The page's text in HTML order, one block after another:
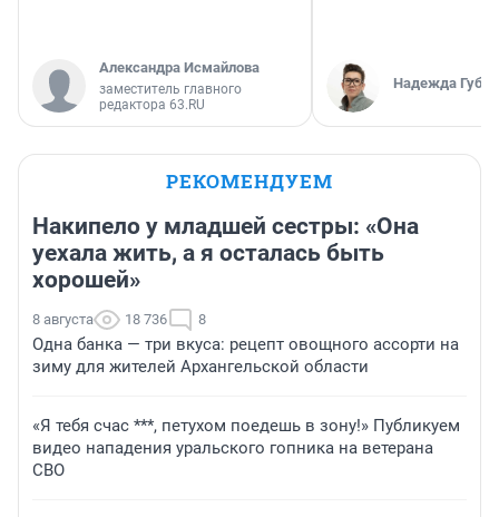
Александра Исмайлова
заместитель главного
редактора 63.RU
Надежда
РЕКОМЕНДУЕМ
Накипело у младшей сестры: «Она
уехала жить, а я осталась быть
хорошей»
8 августа 18 736 8
Одна банка — три вкуса: рецепт овощного ассорти на
зиму для жителей Архангельской области
«Я тебя счас ***, петухом поедешь в зону!» Публикуем
видео нападения уральского гопника на ветерана
СВО